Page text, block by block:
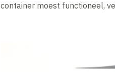
container moest functioneel,